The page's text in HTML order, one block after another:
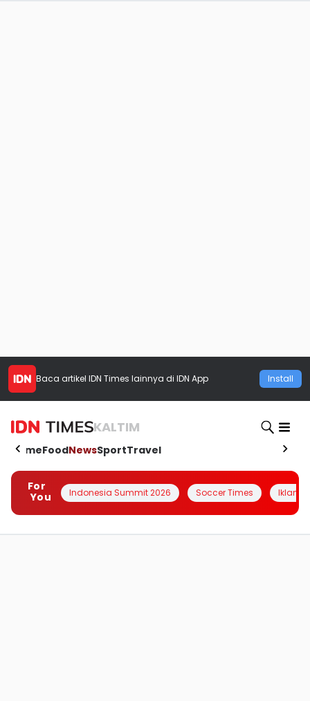
Baca artikel IDN Times lainnya di IDN App Install
KALTIM
HomeFoodNewsSportTravel
For
You
Indonesia Summit 2026 Soccer Times Iklanin